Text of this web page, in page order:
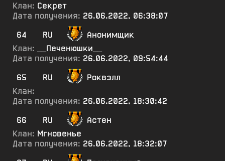
Клан: Секрет
Дата получения: 26.06.2022, 06:38:07
64
RU
Анонимщик
Клан:
__Печенюшки__
Дата получения: 26.06.2022, 09:54:44
65
RU
Роквэлл
Клан:
Дата получения: 26.06.2022, 18:30:42
66
RU
Астен
Клан: Мгновенье
Дата получения: 26.06.2022, 18:32:07